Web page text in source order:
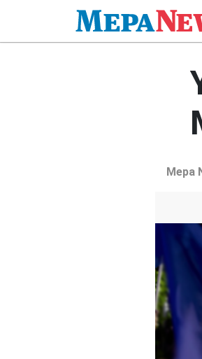
Mepa